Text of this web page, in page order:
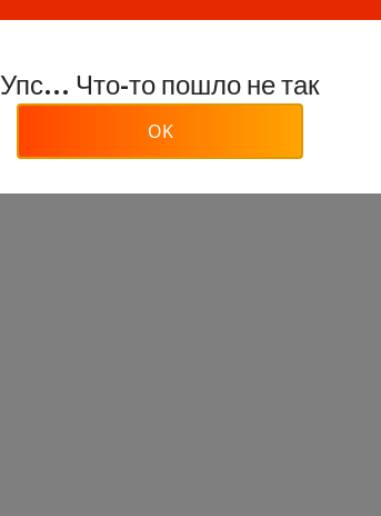
Упс... Что-то пошло не так
OK